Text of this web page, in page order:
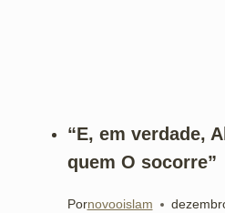
“E, em verdade,
quem O socorre”
Pornovooislam